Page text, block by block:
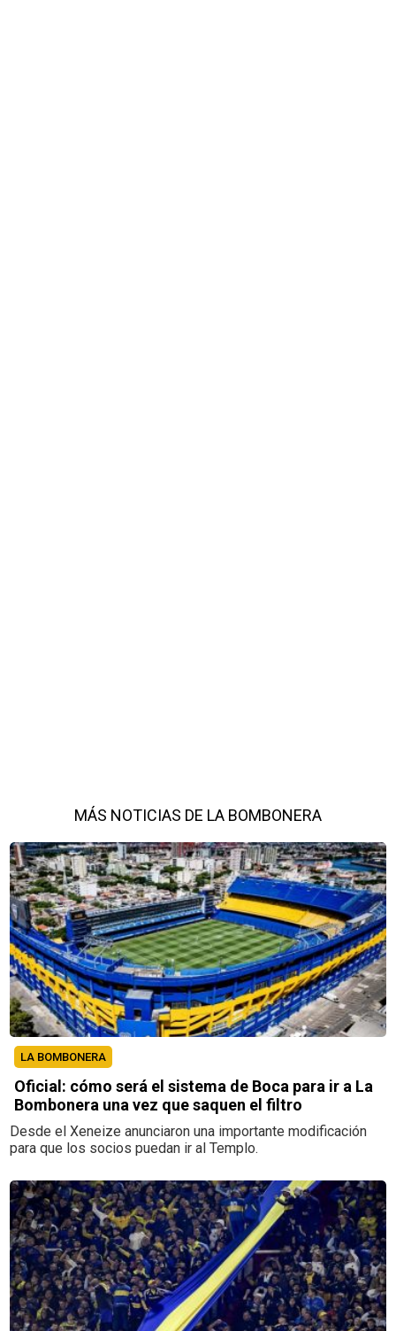
MÁS NOTICIAS DE LA BOMBONERA
LA BOMBONERA
Oficial: cómo será el sistema de Boca para ir a La
Bombonera una vez que saquen el filtro
Desde el Xeneize anunciaron una importante modificación
para que los socios puedan ir al Templo.